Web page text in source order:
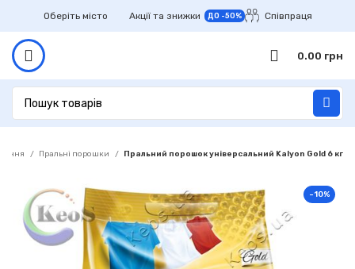
Оберіть місто Акції та знижки ДО -50% Співпраця
0.00 грн
Пральні порошки Пральний порошок універсальний Kalyon Gold 6 кг
-10%